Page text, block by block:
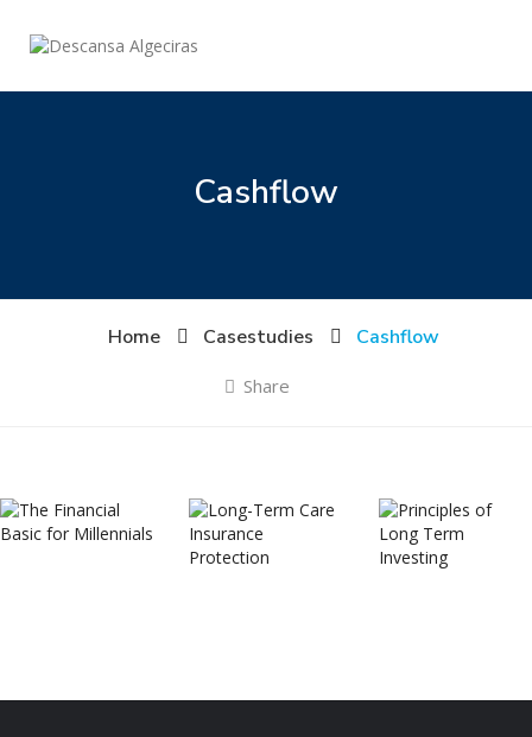
Cashflow
Home Casestudies Cashflow
Share